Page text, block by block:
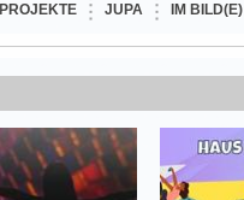
PROJEKTE JUPA IM BILD(E)